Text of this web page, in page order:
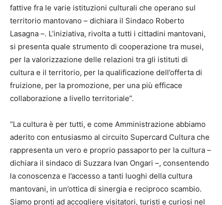
fattive fra le varie istituzioni culturali che operano sul
territorio mantovano – dichiara il Sindaco Roberto
Lasagna –. L’iniziativa, rivolta a tutti i cittadini mantovani,
si presenta quale strumento di cooperazione tra musei,
per la valorizzazione delle relazioni tra gli istituti di
cultura e il territorio, per la qualificazione dell’offerta di
fruizione, per la promozione, per una più efficace
collaborazione a livello territoriale”.
“La cultura è per tutti, e come Amministrazione abbiamo
aderito con entusiasmo al circuito Supercard Cultura che
rappresenta un vero e proprio passaporto per la cultura –
dichiara il sindaco di Suzzara Ivan Ongari –, consentendo
la conoscenza e l’accesso a tanti luoghi della cultura
mantovani, in un’ottica di sinergia e reciproco scambio.
Siamo pronti ad accogliere visitatori, turisti e curiosi nel